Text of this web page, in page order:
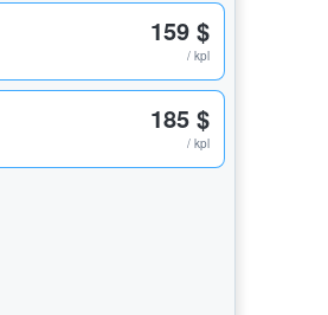
159 $
/ kpl
185 $
/ kpl